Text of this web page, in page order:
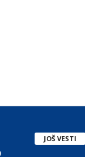
JOŠ VESTI